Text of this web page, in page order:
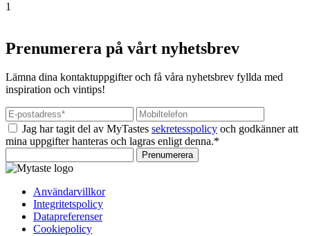
1
Prenumerera på vårt nyhetsbrev
Lämna dina kontaktuppgifter och få våra nyhetsbrev fyllda med
inspiration och vintips!
Jag har tagit del av MyTastes sekretesspolicy och godkänner att
mina uppgifter hanteras och lagras enligt denna.*
Prenumerera
Användarvillkor
Integritetspolicy
Datapreferenser
Cookiepolicy